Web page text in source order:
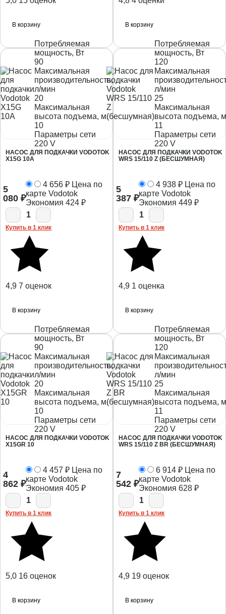
В корзину В корзину
Потребляемая
мощность, Вт
90
Максимальная
производительность,
л/мин
20
Максимальная
высота подъема, м.
10
Параметры сети
220 V
НАСОС ДЛЯ ПОДКАЧКИ VODOTOK
X15G 10A
5
080 ₽
4 656 ₽ Цена по
карте Vodotok
Экономия 424 ₽
1
Купить в 1 клик
4,9 7 оценок
В корзину
Потребляемая
мощность, Вт
120
Максимальная
л/мин
25
Максимальная
высота подъема,
11
Параметры сети
220 V
НАСОС ДЛЯ ПОДКАЧКИ VODOTOK
WRS 15/110 Z (БЕСШУМНАЯ)
5
387 ₽
4 938 ₽ Цена по
карте Vodotok
Экономия 449 ₽
1
Купить в 1 клик
4,9 1 оценка
В корзину
Потребляемая
мощность, Вт
90
Максимальная
производительность,
л/мин
20
Максимальная
высота подъема, м.
10
Параметры сети
220 V
НАСОС ДЛЯ ПОДКАЧКИ VODOTOK
X15GR 10
4
862 ₽
4 457 ₽ Цена по
карте Vodotok
Экономия 405 ₽
1
Купить в 1 клик
5,0 16 оценок
В корзину
Потребляемая
мощность, Вт
120
Максимальная
л/мин
25
Максимальная
высота подъема,
11
Параметры сети
220 V
НАСОС ДЛЯ ПОДКАЧКИ VODOTOK
WRS 15/110 Z BR (БЕСШУМНАЯ)
7
542 ₽
6 914 ₽ Цена по
карте Vodotok
Экономия 628 ₽
1
Купить в 1 клик
4,9 19 оценок
В корзину